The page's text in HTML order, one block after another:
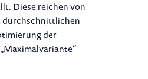
Diese reichen von
durchschnittlichen
der